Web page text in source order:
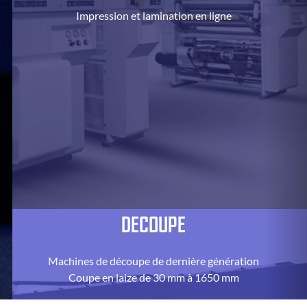
Impression et lamination en ligne
DECOUPE
Machines de découpe de dernière génération
Coupe en laize de 30 mm à 1650 mm